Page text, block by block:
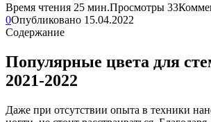
Время чтения 25 мин.Просмотры 33
0Опубликовано 15.04.2022
Содержание
Популярные цвета для
2021-2022
Даже при отсутствии опыта в техники